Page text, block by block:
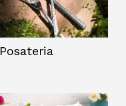
Posateria